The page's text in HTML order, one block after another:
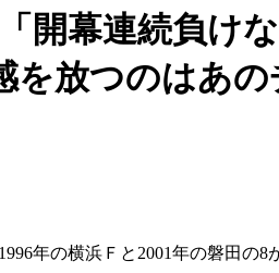
「開幕連続負
を放つのはあの
年の横浜Ｆと2001年の磐田の8